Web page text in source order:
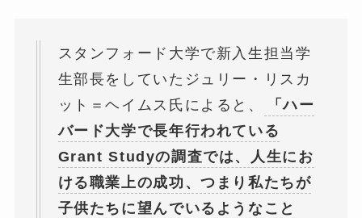
スタンフォード大学で新入生担当学
生部長をしていたジュリー・リスカ
ット＝ヘイムス氏によると、
「ハー
バード大学で長年行われている
Grant Studyの調査では、人生にお
ける職業上の成功、つまり私たちが
子供たちに望んでいるようなこと